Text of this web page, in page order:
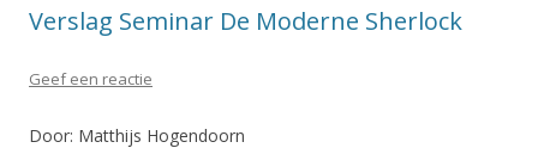
Verslag Seminar De Moderne Sherlock
Geef een reactie
Door: Matthijs Hogendoorn